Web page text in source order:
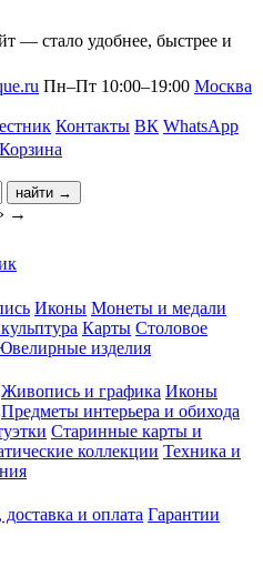
— стало удобнее, быстрее и
Пн–Пт 10:00–19:00 Москва
Контакты ВК WhatsApp
Корзина
найти →
→
Иконы Монеты и медали
Карты Столовое
изделия
Живопись и графика Иконы
Предметы интерьера и обихода
Старинные карты и
коллекции Техника и
доставка и оплата Гарантии